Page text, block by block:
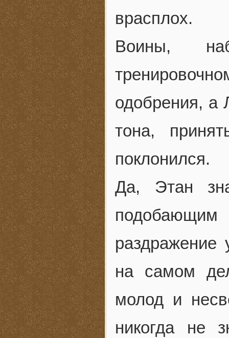
врасплох.
Воины,
одобрения, а
тона,
поклонился.
Да, Этан
раздражение
на самом
молод и
никогда не